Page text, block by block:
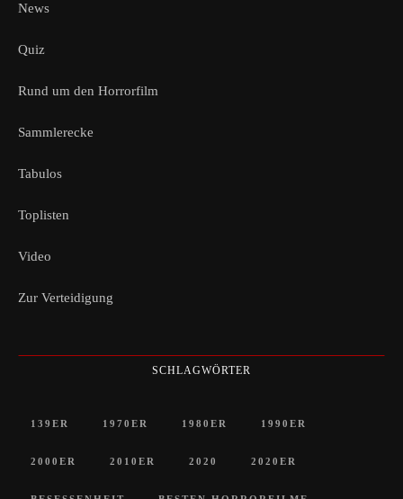
News
Quiz
Rund um den Horrorfilm
Sammlerecke
Tabulos
Toplisten
Video
Zur Verteidigung
SCHLAGWÖRTER
139ER 1970ER 1980ER 1990ER
2000ER 2010ER 2020 2020ER